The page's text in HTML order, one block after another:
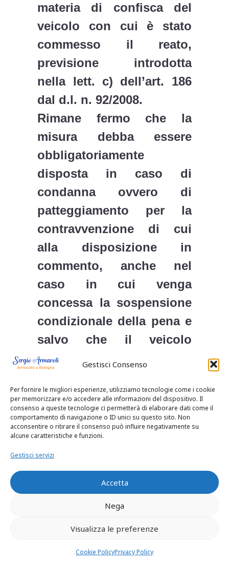
Gestisci Consenso
Per fornire le migliori esperienze, utilizziamo tecnologie come i cookie
per memorizzare e/o accedere alle informazioni del dispositivo. Il
consenso a queste tecnologie ci permetterà di elaborare dati come il
comportamento di navigazione o ID unici su questo sito. Non
acconsentire o ritirare il consenso può influire negativamente su
alcune caratteristiche e funzioni.
Gestisci servizi
Accetta
Nega
Visualizza le preferenze
Cookie PolicyPrivacy Policy
materia di confisca del
veicolo con cui è stato
commesso il reato,
previsione introdotta
nella lett. c) dell’art. 186
dal d.l. n. 92/2008.
Rimane fermo che la
misura debba essere
obbligatoriamente
disposta in caso di
condanna ovvero di
patteggiamento per la
contravvenzione di cui
alla disposizione in
commento, anche nel
caso in cui venga
concessa la sospensione
condizionale della pena e
salvo che il veicolo
appartenga a persona
tale dovendosi
intendere chi non
reato e, rispetto al
medesimo, sappia
dimostrare
l’insussistenza di
profili di colpa dai